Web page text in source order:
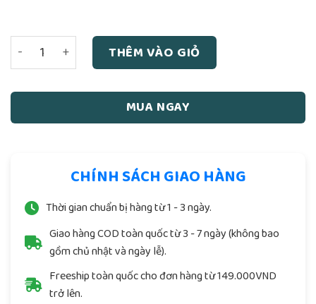
Tiên Thiên Diệt Số Dị Bốc Tiên Tri - Nguyễn Khắc Hài -
THÊM VÀO GIỎ
MUA NGAY
CHÍNH SÁCH GIAO HÀNG
Thời gian chuẩn bị hàng từ 1 - 3 ngày.
Giao hàng COD toàn quốc từ 3 - 7 ngày (không bao
gồm chủ nhật và ngày lễ).
Freeship toàn quốc cho đơn hàng từ 149.000VND
trở lên.